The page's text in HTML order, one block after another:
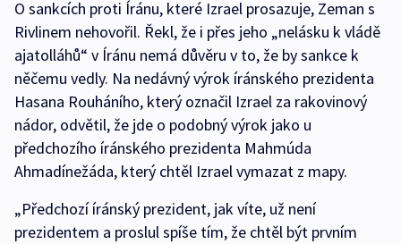
O sankcích proti Íránu, které Izrael prosazuje, Zeman s
Rivlinem nehovořil. Řekl, že i přes jeho „nelásku k vládě
ajatolláhů“ v Íránu nemá důvěru v to, že by sankce k
něčemu vedly. Na nedávný výrok íránského prezidenta
Hasana Rouháního, který označil Izrael za rakovinový
nádor, odvětil, že jde o podobný výrok jako u
předchozího íránského prezidenta Mahmúda
Ahmadínežáda, který chtěl Izrael vymazat z mapy.
„Předchozí íránský prezident, jak víte, už není
prezidentem a proslul spíše tím, že chtěl být prvním